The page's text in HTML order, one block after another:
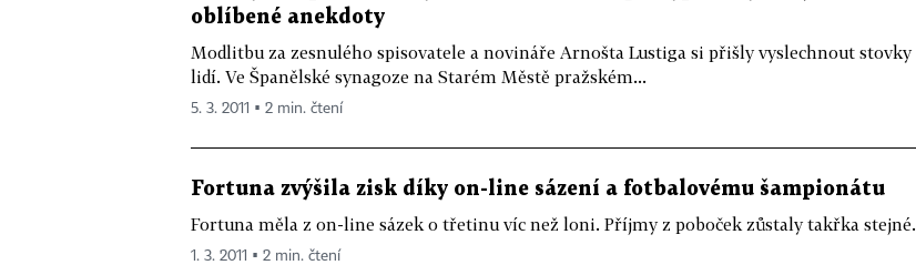
oblíbené anekdoty
Modlitbu za zesnulého spisovatele a novináře Arnošta Lustiga si přišly vyslechnout stovky
lidí. Ve Španělské synagoze na Starém Městě pražském...
5. 3. 2011 ▪ 2 min. čtení
Fortuna zvýšila zisk díky on-line sázení a fotbalovému šampionátu
Fortuna měla z on-line sázek o třetinu víc než loni. Příjmy z poboček zůstaly takřka stejné.
1. 3. 2011 ▪ 2 min. čtení